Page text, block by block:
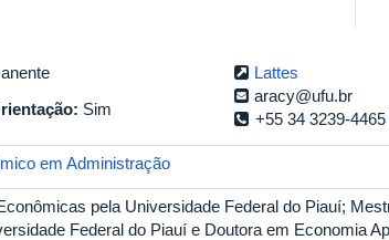
Sim
Lattes
aracy@ufu.br
+55 34 3239-4465
em Administração
pela Universidade Federal do Piauí;
Federal do Piauí e Doutora em Economia